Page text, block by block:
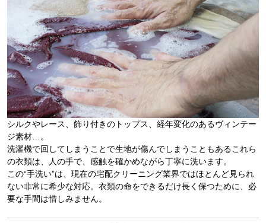
シルクやレース、飾り付きのトップス、経年変化のあるヴィンテー
ジ素材…。
洗濯機で回してしまうことで生地が傷んでしまうこともあるこれら
の衣類は、人の手で、感触を確かめながら丁寧に洗います。
この“手洗い”は、現在の宅配クリーニング業界ではほとんど見られ
ない非常に希少な対応。衣類の命をできるだけ長く保つために、必
要な手間は惜しみません。